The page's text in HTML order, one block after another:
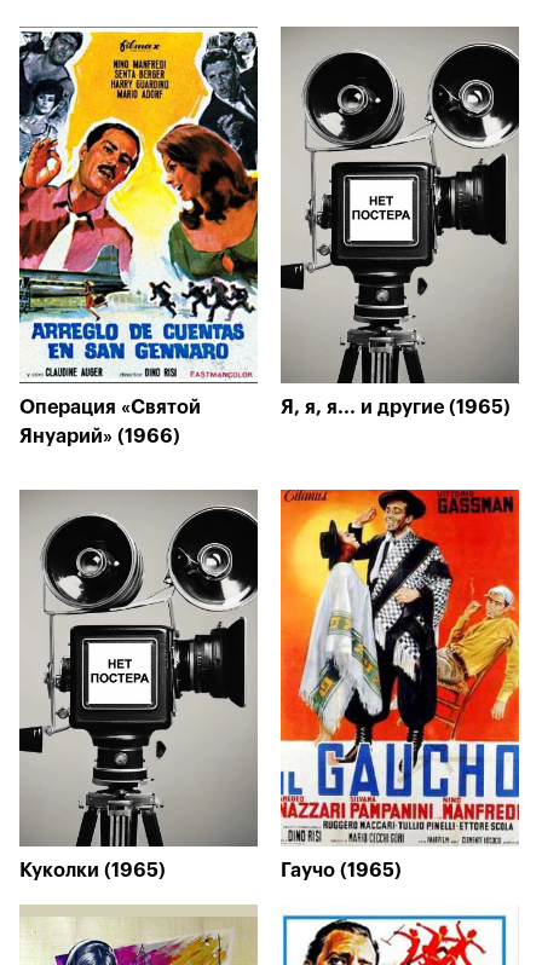
Операция «Святой
Януарий» (1966)
Я, я, я... и другие (1965)
Куколки (1965) Гаучо (1965)